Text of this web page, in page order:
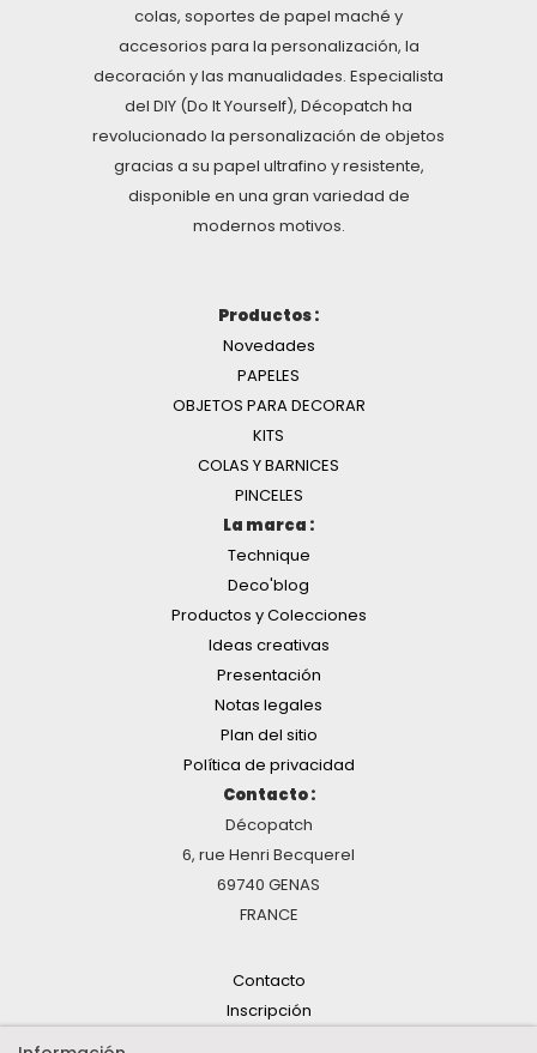
colas, soportes de papel maché y
accesorios para la personalización, la
decoración y las manualidades. Especialista
del DIY (Do It Yourself), Décopatch ha
revolucionado la personalización de objetos
gracias a su papel ultrafino y resistente,
disponible en una gran variedad de
modernos motivos.
Productos :
Novedades
PAPELES
OBJETOS PARA DECORAR
KITS
COLAS Y BARNICES
PINCELES
La marca :
Technique
Deco'blog
Productos y Colecciones
Ideas creativas
Presentación
Notas legales
Plan del sitio
Política de privacidad
Contacto :
Décopatch
6, rue Henri Becquerel
69740 GENAS
FRANCE
Contacto
Inscripción